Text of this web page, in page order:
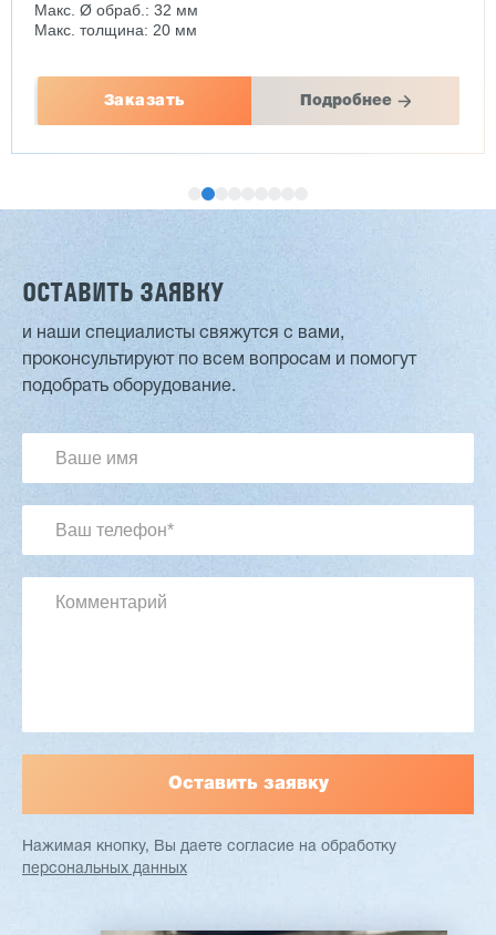
Макс. Ø обраб.: 32 мм
Макс. толщина: 20 мм
Заказать Подробнее
Двухсторонний шипорез MX6015
2 901 639 ₽
Артикул: 2497
Станок проходного типа
ОСТАВИТЬ ЗАЯВКУ
и наши специалисты свяжутся с вами,
проконсультируют по всем вопросам и помогут
подобрать оборудование.
Нажимая кнопку, Вы даете согласие на обработку
персональных данных